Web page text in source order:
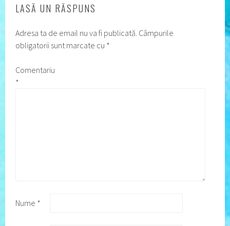
LASĂ UN RĂSPUNS
Adresa ta de email nu va fi publicată. Câmpurile
obligatorii sunt marcate cu *
Comentariu
*
Nume *